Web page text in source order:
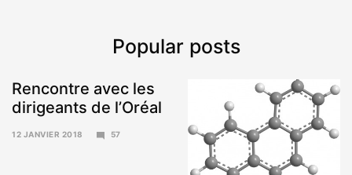
Popular posts
Rencontre avec les
dirigeants de l’Oréal
12 JANVIER 2018
57